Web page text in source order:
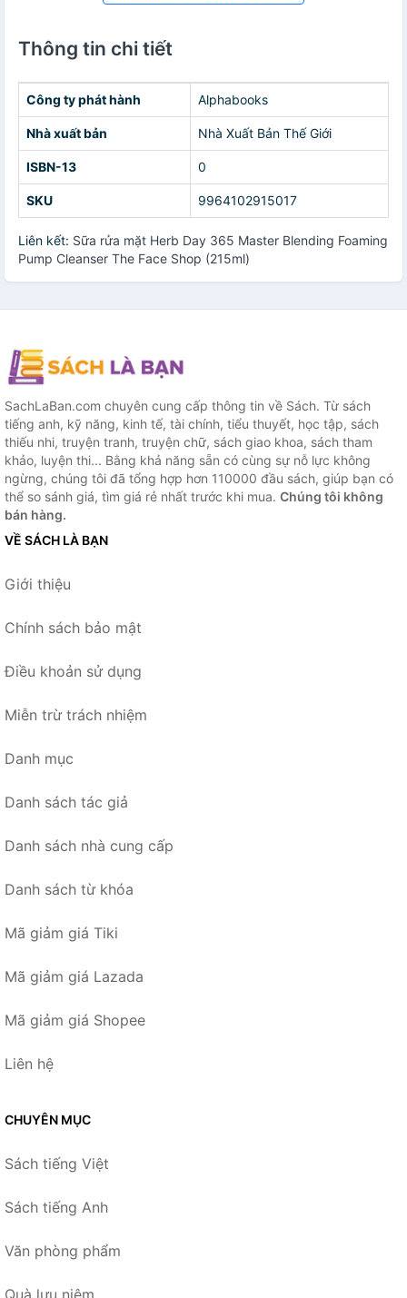
Thông tin chi tiết
Công ty phát hành Alphabooks
Nhà xuất bản Nhà Xuất Bản Thế Giới
ISBN-13 0
SKU 9964102915017
Liên kết: Sữa rửa mặt Herb Day 365 Master Blending Foaming
Pump Cleanser The Face Shop (215ml)
SachLaBan.com chuyên cung cấp thông tin về Sách. Từ sách
tiếng anh, kỹ năng, kinh tế, tài chính, tiểu thuyết, học tập, sách
thiếu nhi, truyện tranh, truyện chữ, sách giao khoa, sách tham
khảo, luyện thi... Bằng khả năng sẵn có cùng sự nỗ lực không
ngừng, chúng tôi đã tổng hợp hơn 110000 đầu sách, giúp bạn có
thể so sánh giá, tìm giá rẻ nhất trước khi mua. Chúng tôi không
bán hàng.
VỀ SÁCH LÀ BẠN
Giới thiệu
Chính sách bảo mật
Điều khoản sử dụng
Miễn trừ trách nhiệm
Danh mục
Danh sách tác giả
Danh sách nhà cung cấp
Danh sách từ khóa
Mã giảm giá Tiki
Mã giảm giá Lazada
Mã giảm giá Shopee
Liên hệ
CHUYÊN MỤC
Sách tiếng Việt
Sách tiếng Anh
Văn phòng phẩm
Quà lưu niệm